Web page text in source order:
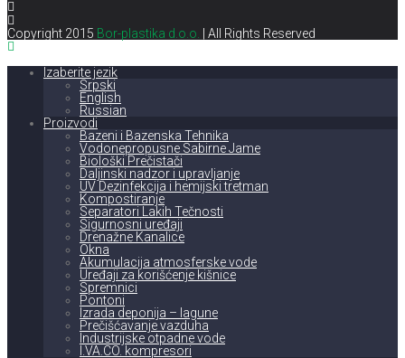
Copyright 2015 Bor-plastika d.o.o. | All Rights Reserved
Izaberite jezik
Srpski
English
Russian
Proizvodi
Bazeni i Bazenska Tehnika
Vodonepropusne Sabirne Jame
Biološki Prečistači
Daljinski nadzor i upravljanje
UV Dezinfekcija i hemijski tretman
Kompostiranje
Separatori Lakih Tečnosti
Sigurnosni uređaji
Drenažne Kanalice
Okna
Akumulacija atmosferske vode
Uređaji za korišćenje kišnice
Spremnici
Pontoni
Izrada deponija – lagune
Prečišćavanje vazduha
Industrijske otpadne vode
I.VA.CO. kompresori